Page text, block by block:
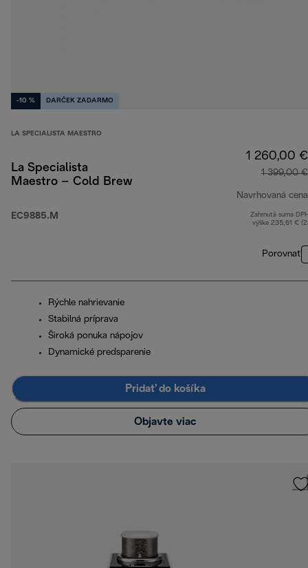
-10 % DARČEK ZADARMO
LA SPECIALISTA MAESTRO
La Specialista
Maestro – Cold Brew
EC9885.M
1 260,00 €
1 399,00 €
Navrhovaná cena
Zahrnutá suma
výške 235,61 €
Porovnať
Rýchle nahrievanie
Stabilná príprava
Široká ponuka nápojov
Dynamické predsparenie
Pridať do košíka
Objavte viac